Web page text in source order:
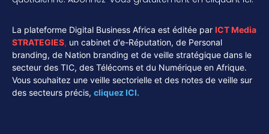
La plateforme Digital Business Africa est éditée par ICT Media
STRATEGIES, un cabinet d'e-Réputation, de Personal
branding, de Nation branding et de veille stratégique dans le
secteur des TIC, des Télécoms et du Numérique en Afrique.
Vous souhaitez une veille sectorielle et des notes de veille sur
des secteurs précis, cliquez ICI.